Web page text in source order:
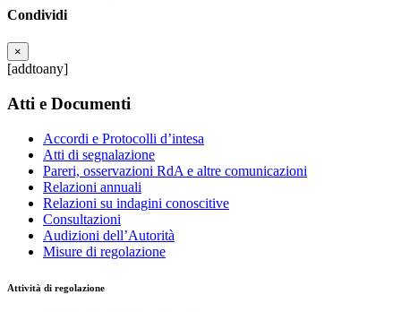
Condividi
×
[addtoany]
Atti e Documenti
Accordi e Protocolli d’intesa
Atti di segnalazione
Pareri, osservazioni RdA e altre comunicazioni
Relazioni annuali
Relazioni su indagini conoscitive
Consultazioni
Audizioni dell’Autorità
Misure di regolazione
Attività di regolazione